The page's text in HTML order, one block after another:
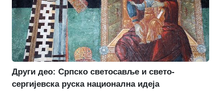
Други део: Српско светосавље и свето-
сергијевска руска национална идеја